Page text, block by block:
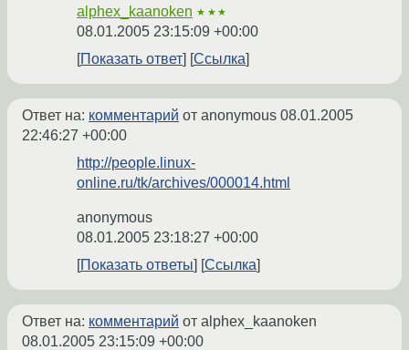
alphex_kaanoken ★★★
08.01.2005 23:15:09 +00:00
Показать ответ
Ссылка
Ответ на: комментарий от anonymous 08.01.2005
22:46:27 +00:00
http://people.linux-
online.ru/tk/archives/000014.html
anonymous
08.01.2005 23:18:27 +00:00
Показать ответы
Ссылка
Ответ на: комментарий от alphex_kaanoken
08.01.2005 23:15:09 +00:00